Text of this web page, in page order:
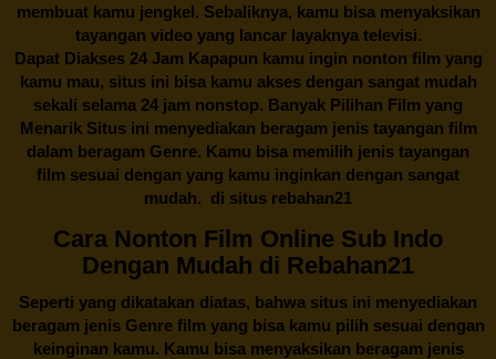
membuat kamu jengkel. Sebaliknya, kamu bisa menyaksikan
tayangan video yang lancar layaknya televisi.
Dapat Diakses 24 Jam Kapapun kamu ingin nonton film yang
kamu mau, situs ini bisa kamu akses dengan sangat mudah
sekali selama 24 jam nonstop. Banyak Pilihan Film yang
Menarik Situs ini menyediakan beragam jenis tayangan film
dalam beragam Genre. Kamu bisa memilih jenis tayangan
film sesuai dengan yang kamu inginkan dengan sangat
mudah. di situs rebahan21
Cara Nonton Film Online Sub Indo
Dengan Mudah di Rebahan21
Seperti yang dikatakan diatas, bahwa situs ini menyediakan
beragam jenis Genre film yang bisa kamu pilih sesuai dengan
keinginan kamu. Kamu bisa menyaksikan beragam jenis